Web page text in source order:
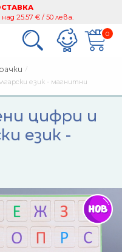
25.57 € / 50 лева.
0
език - магнитни
цифри и
език -